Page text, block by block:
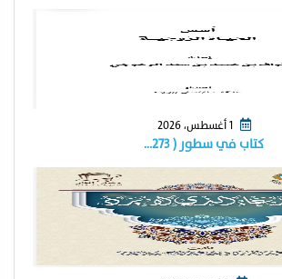
1 أغسطس، 2026
كتاب في سطور ( ٢٧٣…